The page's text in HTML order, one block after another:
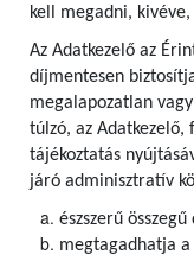
kell megadni,
Az Adatkezelő az
díjmentesen
megalapozatlan
túlzó, az
tájékoztatás
járó adminisztratív
észszerű
megtagadhatja